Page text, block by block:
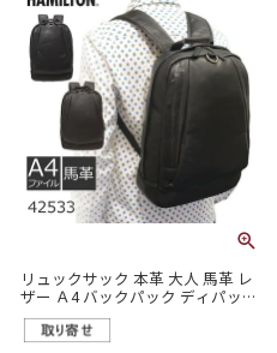
リュックサック 本革 大人 馬革 レ
ザー Ａ4 バックパック ディパック
通学 通勤 HAMILTON ハミルトン
メンズ 42533